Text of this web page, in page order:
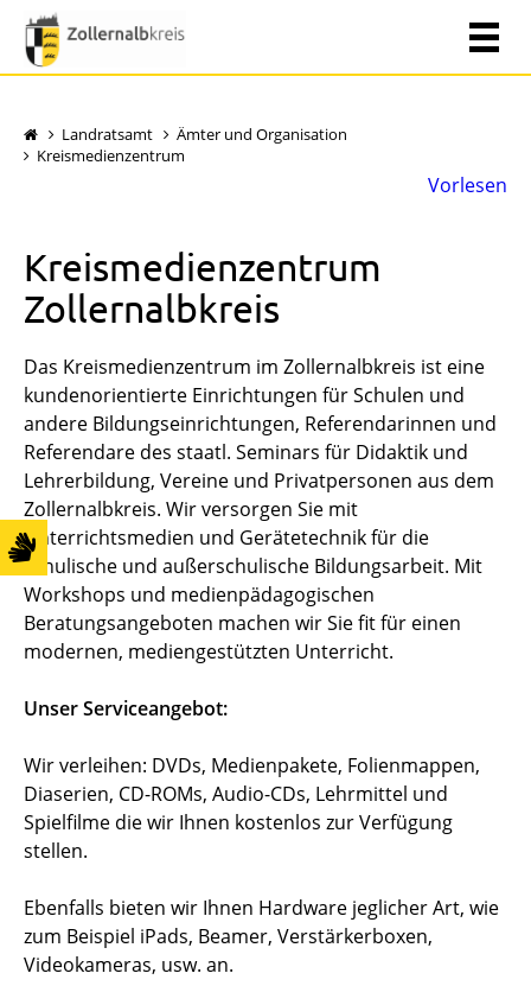
Landratsamt
Ämter und Organisation
Kreismedienzentrum
Vorlesen
Kreismedienzentrum
Zollernalbkreis
Das Kreismedienzentrum im Zollernalbkreis ist eine
kundenorientierte Einrichtungen für Schulen und
andere Bildungseinrichtungen, Referendarinnen und
Referendare des staatl. Seminars für Didaktik und
Lehrerbildung, Vereine und Privatpersonen aus dem
Zollernalbkreis. Wir versorgen Sie mit
Unterrichtsmedien und Gerätetechnik für die
schulische und außerschulische Bildungsarbeit. Mit
Workshops und medienpädagogischen
Beratungsangeboten machen wir Sie fit für einen
modernen, mediengestützten Unterricht.
Unser Serviceangebot:
Wir verleihen: DVDs, Medienpakete, Folienmappen,
Diaserien, CD-ROMs, Audio-CDs, Lehrmittel und
Spielfilme die wir Ihnen kostenlos zur Verfügung
stellen.
Ebenfalls bieten wir Ihnen Hardware jeglicher Art, wie
zum Beispiel iPads, Beamer, Verstärkerboxen,
Videokameras, usw. an.